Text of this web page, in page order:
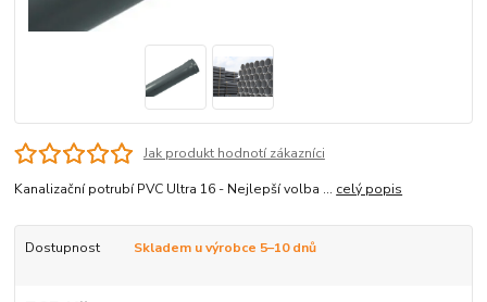
Jak produkt hodnotí zákazníci
Kanalizační potrubí PVC Ultra 16 - Nejlepší volba ... celý popis
Dostupnost Skladem u výrobce 5–10 dnů